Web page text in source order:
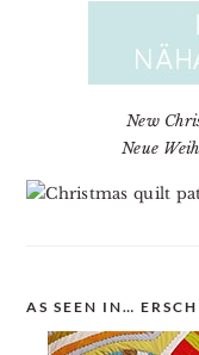
New
Neue
AS SEEN IN…